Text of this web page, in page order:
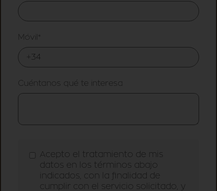
Móvil*
Cuéntanos qué te interesa
Acepto el tratamiento de mis
datos en los términos abajo
indicados, con la finalidad de
cumplir con el servicio solicitado, y